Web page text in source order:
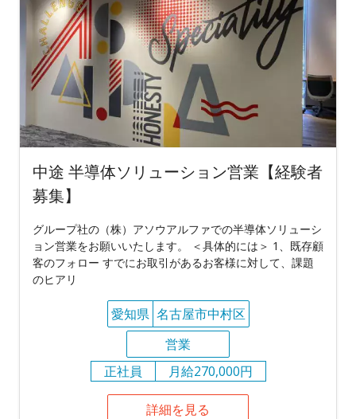
中途 半導体ソリューション営業【経験者
募集】
グループ社の（株）アソウアルファでの半導体ソリューシ
ョン営業をお願いいたします。 ＜具体的には＞ 1、既存顧
客のフォロー すでにお取引があるお客様に対して、課題
のヒアリ
愛知県 名古屋市中村区
営業
正社員
月給270,000円
詳細を見る